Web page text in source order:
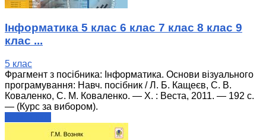
Інформатика 5 клас 6 клас 7 клас 8 клас 9
клас ...
5 клас
Фрагмент з посібника: Інформатика. Основи візуального
програмування: Навч. посібник / Л. Б. Кащеєв, С. В.
Коваленко, С. М. Коваленко. — Х. : Веста, 2011. — 192 с.
— (Курс за вибором).